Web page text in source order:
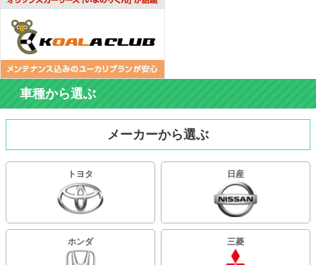
車種から選ぶ
メーカーから選ぶ
トヨタ 日産
ホンダ 三菱